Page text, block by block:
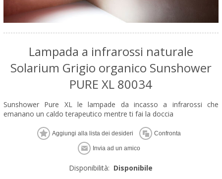
Lampada a infrarossi naturale
Solarium Grigio organico Sunshower
PURE XL 80034
Sunshower Pure XL le lampade da incasso a infrarossi che
emanano un caldo terapeutico mentre ti fai la doccia
Disponibilità: Disponibile